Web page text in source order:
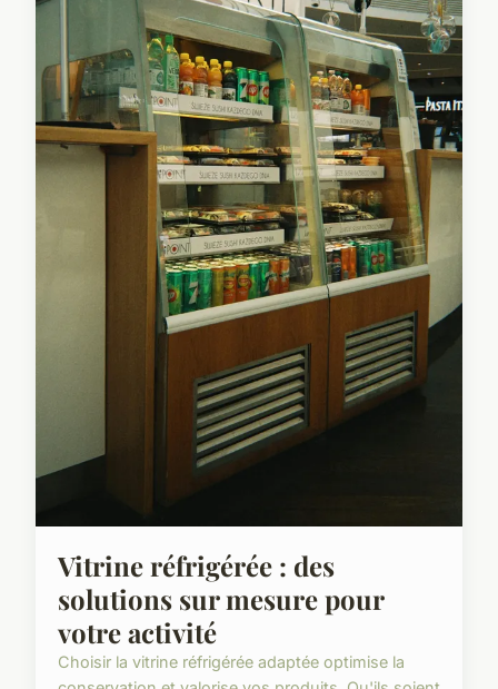
Vitrine réfrigérée : des
solutions sur mesure pour
votre activité
Choisir la vitrine réfrigérée adaptée optimise la